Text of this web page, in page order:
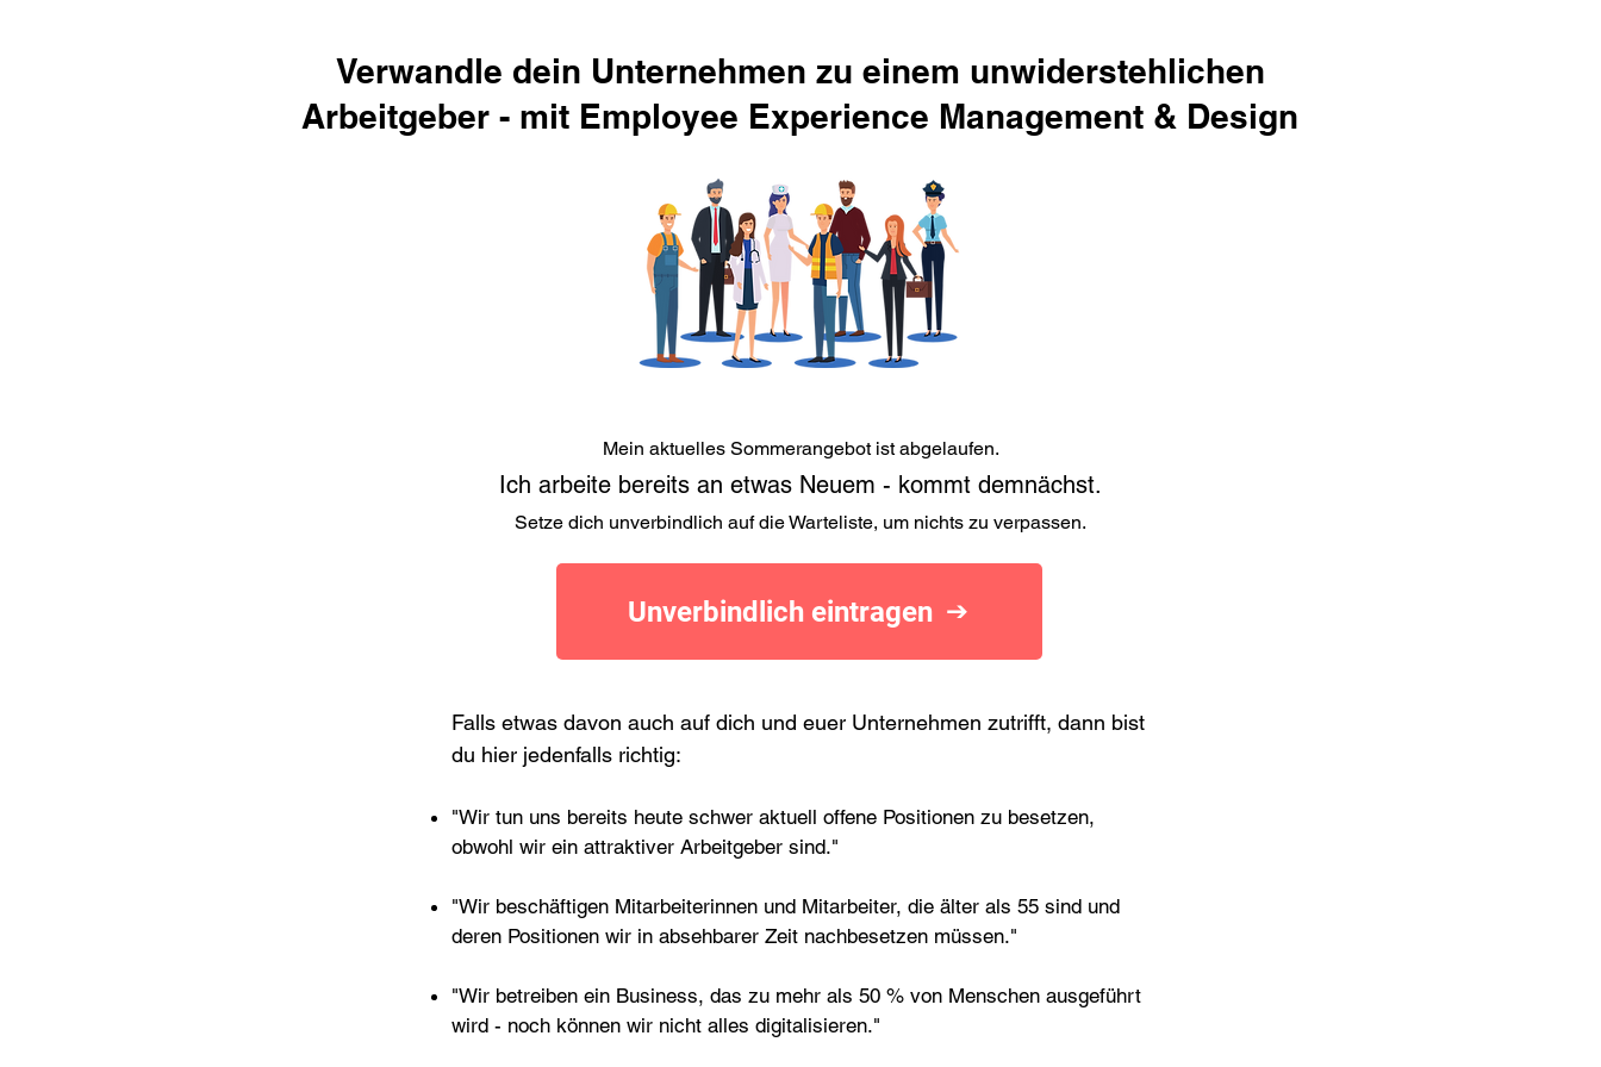
Verwandle dein Unternehmen zu einem unwiderstehlichen
Arbeitgeber - mit Employee Experience Management & Design
Mein aktuelles Sommerangebot ist abgelaufen.
Ich arbeite bereits an etwas Neuem - kommt demnächst.
Setze dich unverbindlich auf die Warteliste, um nichts zu verpassen.
Unverbindlich eintragen
Falls etwas davon auch auf dich und euer Unternehmen zutrifft, dann bist
du hier jedenfalls richtig:
"Wir tun uns bereits heute schwer aktuell offene Positionen zu besetzen,
obwohl wir ein attraktiver Arbeitgeber sind."
"Wir beschäftigen Mitarbeiterinnen und Mitarbeiter, die älter als 55 sind und
deren Positionen wir in absehbarer Zeit nachbesetzen müssen."
"Wir betreiben ein Business, das zu mehr als 50 % von Menschen ausgeführt
wird - noch können wir nicht alles digitalisieren."